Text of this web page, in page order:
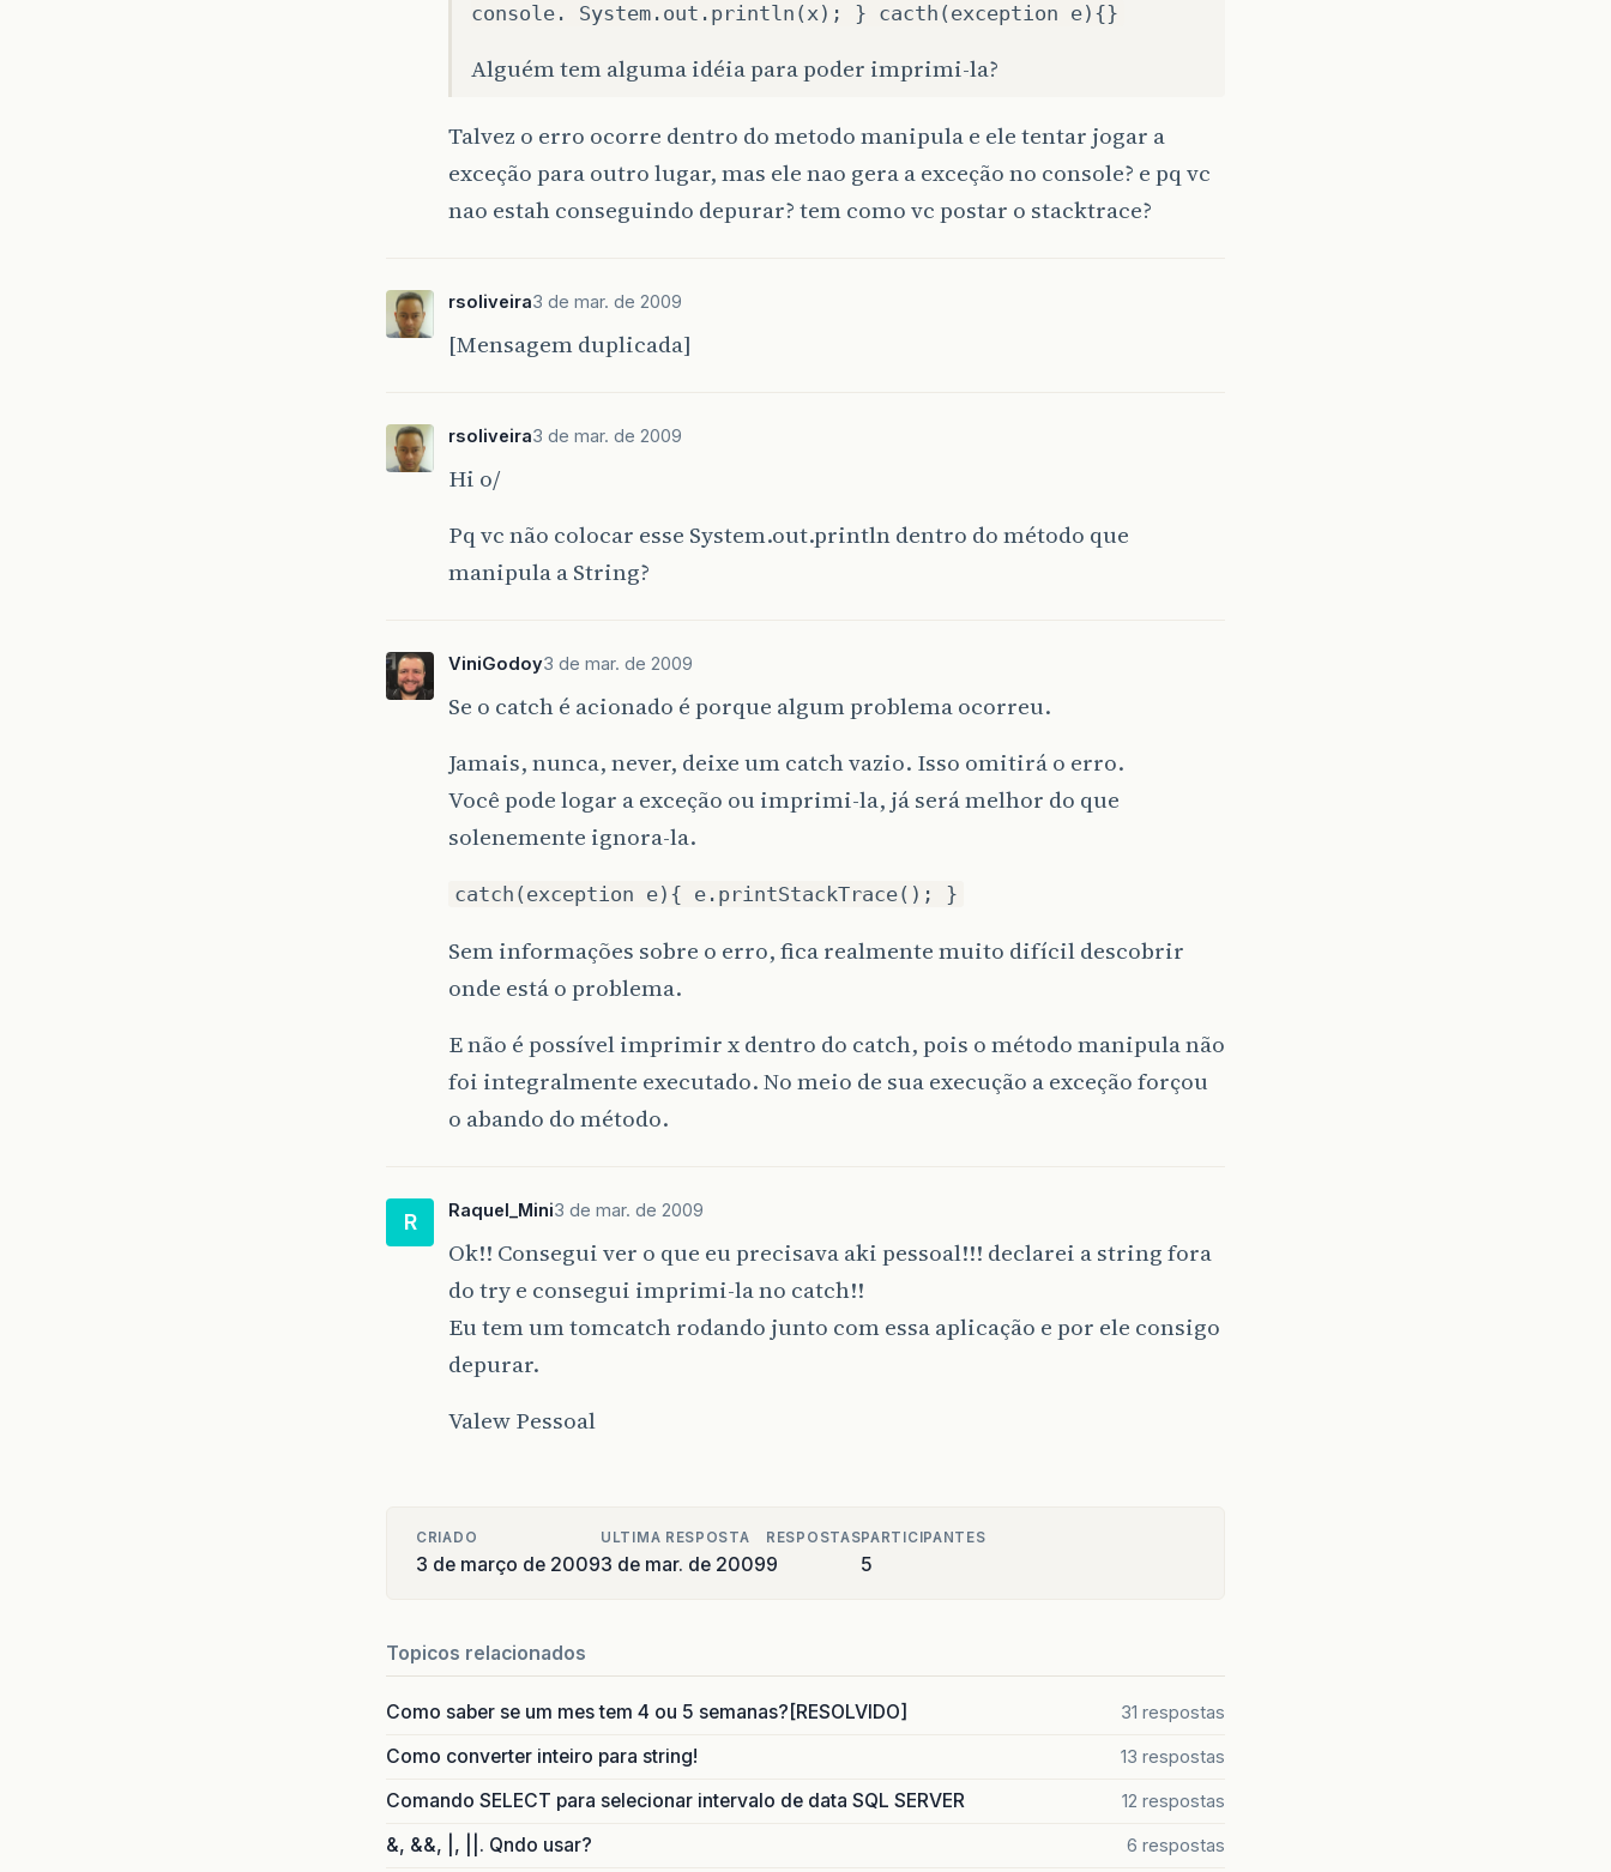
console. System.out.println(x); } cacth(exception e){}
Alguém tem alguma idéia para poder imprimi-la?
Talvez o erro ocorre dentro do metodo manipula e ele tentar jogar a
exceção para outro lugar, mas ele nao gera a exceção no console? e pq vc
nao estah conseguindo depurar? tem como vc postar o stacktrace?
rsoliveira3 de mar. de 2009
[Mensagem duplicada]
rsoliveira3 de mar. de 2009
Hi o/
Pq vc não colocar esse System.out.println dentro do método que
manipula a String?
ViniGodoy3 de mar. de 2009
Se o catch é acionado é porque algum problema ocorreu.
Jamais, nunca, never, deixe um catch vazio. Isso omitirá o erro.
Você pode logar a exceção ou imprimi-la, já será melhor do que
solenemente ignora-la.
catch(exception e){ e.printStackTrace(); }
Sem informações sobre o erro, fica realmente muito difícil descobrir
onde está o problema.
E não é possível imprimir x dentro do catch, pois o método manipula não
foi integralmente executado. No meio de sua execução a exceção forçou
o abando do método.
R Raquel_Mini3 de mar. de 2009
Ok!! Consegui ver o que eu precisava aki pessoal!!! declarei a string fora
do try e consegui imprimi-la no catch!!
Eu tem um tomcatch rodando junto com essa aplicação e por ele consigo
depurar.
Valew Pessoal
CRIADO
3 de março de 2009
ULTIMA RESPOSTA
3 de mar. de 2009
RESPOSTAS
9
PARTICIPANTES
5
Topicos relacionados
Como saber se um mes tem 4 ou 5 semanas?[RESOLVIDO] 31 respostas
Como converter inteiro para string! 13 respostas
Comando SELECT para selecionar intervalo de data SQL SERVER 12 respostas
&, &&, |, ||. Qndo usar? 6 respostas